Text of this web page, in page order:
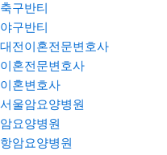
축구반티
야구반티
대전이혼전문변호사
이혼전문변호사
이혼변호사
서울암요양병원
암요양병원
항암요양병원